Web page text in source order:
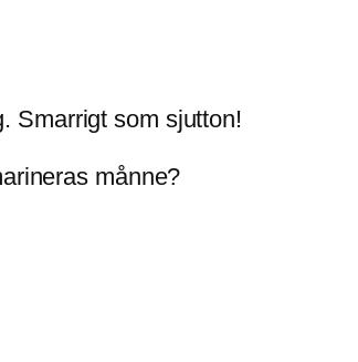
Smarrigt som sjutton!
månne?